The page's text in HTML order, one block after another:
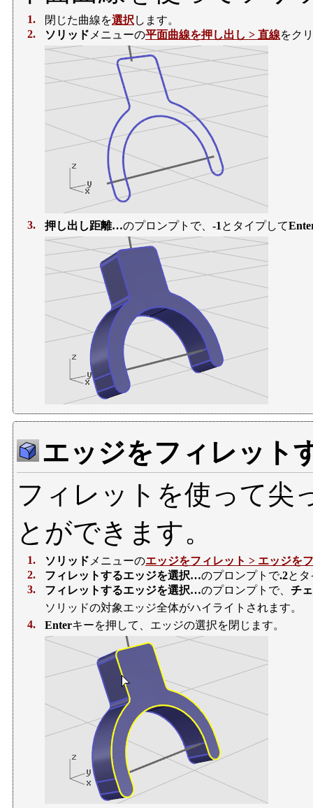
1. 閉じた曲線を選択 します。
2.
ソリッド メニューの平面曲線を押し出し > 直線をク
3. 押し出し距離…のプロンプトで、 -1 とタイプして
エッジをフィレット
フィレットを使って尖
とができます。
1. ソリッド メニューのエッジをフィレット > エッジを
2.
フィレットするエッジを選択…のプロンプトで.2と
3.
フィレットするエッジを選択…のプロンプトで、 チ
ソリッドの対象エッジ全体がハイライトされます。
4.
Enterキーを押して、エッジの選択を閉じます。